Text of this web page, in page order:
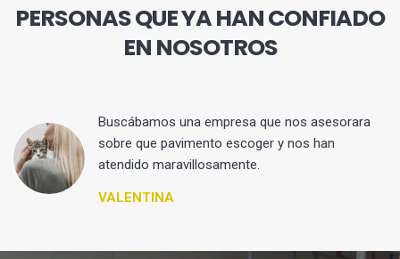
PERSONAS QUE YA HAN CONFIADO
EN NOSOTROS
Buscábamos una empresa que nos asesorara
sobre que pavimento escoger y nos han
atendido maravillosamente.
VALENTINA